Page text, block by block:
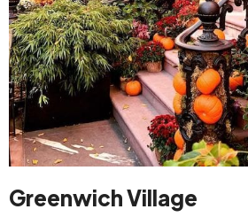
Greenwich Village